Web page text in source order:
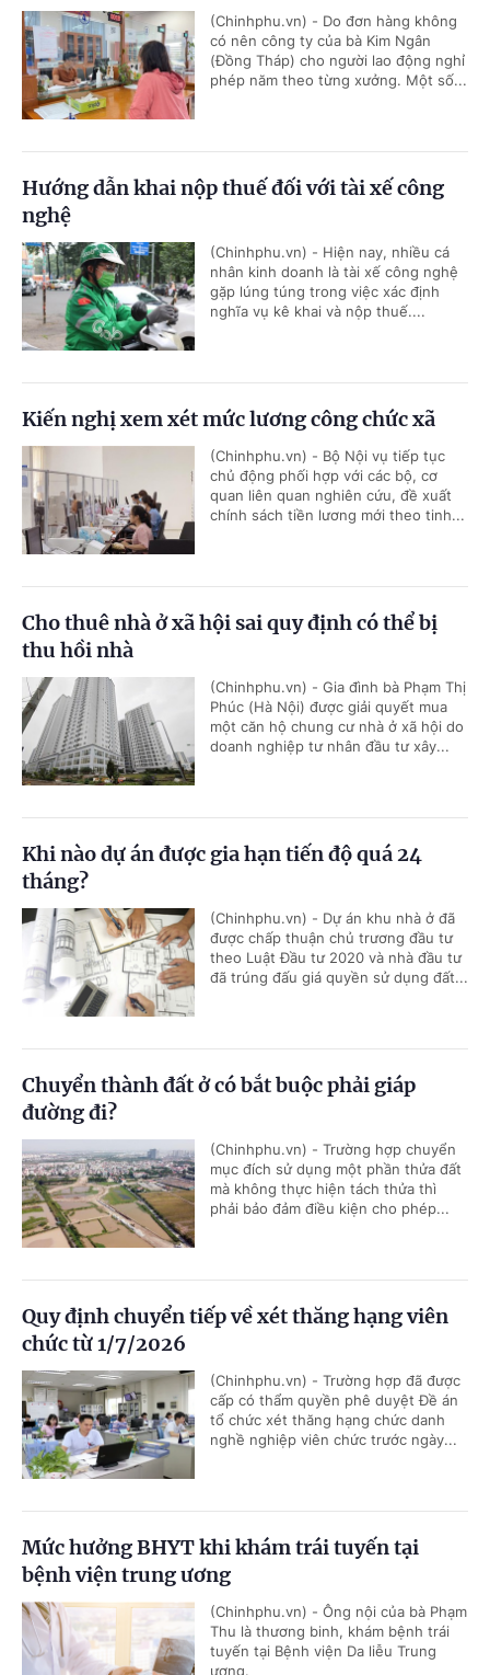
(Chinhphu.vn) - Do đơn hàng không
có nên công ty của bà Kim Ngân
(Đồng Tháp) cho người lao động nghỉ
phép năm theo từng xưởng. Một số...
Hướng dẫn khai nộp thuế đối với tài xế công
nghệ
(Chinhphu.vn) - Hiện nay, nhiều cá
nhân kinh doanh là tài xế công nghệ
gặp lúng túng trong việc xác định
nghĩa vụ kê khai và nộp thuế....
Kiến nghị xem xét mức lương công chức xã
(Chinhphu.vn) - Bộ Nội vụ tiếp tục
chủ động phối hợp với các bộ, cơ
quan liên quan nghiên cứu, đề xuất
chính sách tiền lương mới theo tinh...
Cho thuê nhà ở xã hội sai quy định có thể bị
thu hồi nhà
(Chinhphu.vn) - Gia đình bà Phạm Thị
Phúc (Hà Nội) được giải quyết mua
một căn hộ chung cư nhà ở xã hội do
doanh nghiệp tư nhân đầu tư xây...
Khi nào dự án được gia hạn tiến độ quá 24
tháng?
(Chinhphu.vn) - Dự án khu nhà ở đã
được chấp thuận chủ trương đầu tư
theo Luật Đầu tư 2020 và nhà đầu tư
đã trúng đấu giá quyền sử dụng đất...
Chuyển thành đất ở có bắt buộc phải giáp
đường đi?
(Chinhphu.vn) - Trường hợp chuyển
mục đích sử dụng một phần thửa đất
mà không thực hiện tách thửa thì
phải bảo đảm điều kiện cho phép...
Quy định chuyển tiếp về xét thăng hạng viên
chức từ 1/7/2026
(Chinhphu.vn) - Trường hợp đã được
cấp có thẩm quyền phê duyệt Đề án
tổ chức xét thăng hạng chức danh
nghề nghiệp viên chức trước ngày...
Mức hưởng BHYT khi khám trái tuyến tại
bệnh viện trung ương
(Chinhphu.vn) - Ông nội của bà Phạm
Thu là thương binh, khám bệnh trái
tuyến tại Bệnh viện Da liễu Trung
ương.